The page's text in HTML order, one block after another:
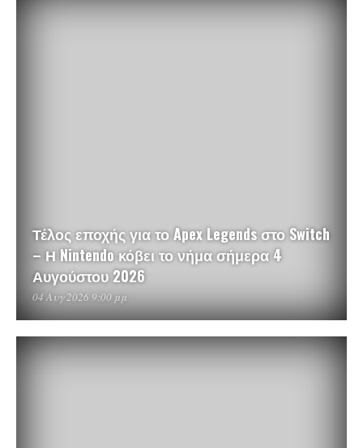
Τέλος εποχής για το Apex Legends στο Switch
– Η Nintendo κόβει το νήμα σήμερα 4
Αυγούστου 2026
04 Αυγ 2026 9:00 μμ